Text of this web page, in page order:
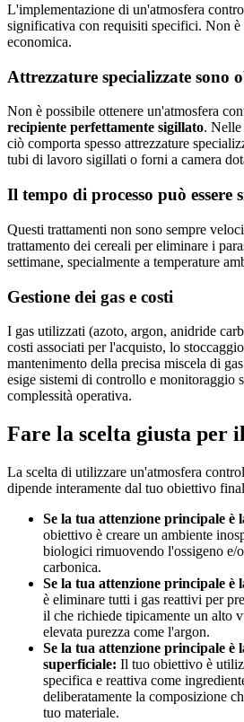
L'implementazione di un'atmosfera
significativa con requisiti specifici. Non è
economica.
Attrezzature specializzate sono
Non è possibile ottenere un'atmosfera
recipiente perfettamente sigillato.
ciò comporta spesso attrezzature
tubi di lavoro sigillati o forni a camera
Il tempo di processo può essere
Questi trattamenti non sono sempre
trattamento dei cereali per eliminare i
settimane, specialmente a temperature
Gestione dei gas e costi
I gas utilizzati (azoto, argon, anidride
costi associati per l'acquisto, lo
mantenimento della precisa miscela di
esige sistemi di controllo e monitoraggio
complessità operativa.
Fare la scelta giusta per
La scelta di utilizzare un'atmosfera
dipende interamente dal tuo obiettivo
Se la tua attenzione principale è
obiettivo è creare un ambiente
biologici rimuovendo l'ossigeno e/
carbonica.
Se la tua attenzione principale è
è eliminare tutti i gas reattivi per
il che richiede tipicamente un alto
elevata purezza come l'argon.
Se la tua attenzione principale è
superficiale: Il tuo obiettivo è
specifica e reattiva come
deliberatamente la composizione
tuo materiale.